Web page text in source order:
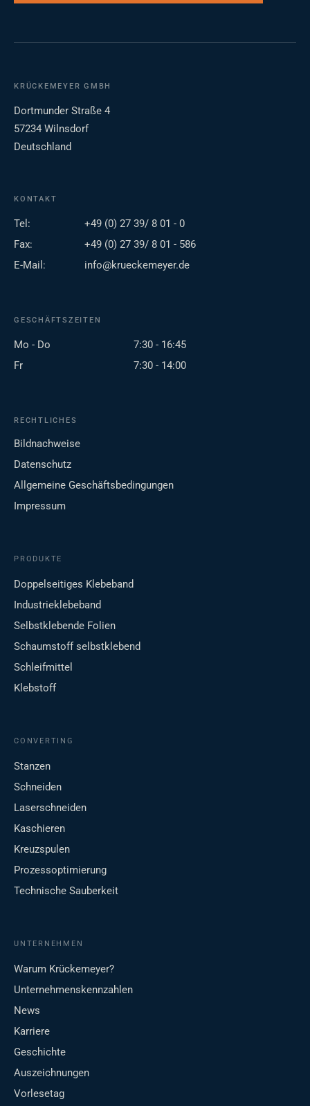
KRÜCKEMEYER GMBH
Dortmunder Straße 4
57234 Wilnsdorf
Deutschland
KONTAKT
Tel:
+49 (0) 27 39/ 8 01 - 0
Fax:
+49 (0) 27 39/ 8 01 - 586
E-Mail:
info@krueckemeyer.de
GESCHÄFTSZEITEN
Mo - Do
7:30 - 16:45
Fr
7:30 - 14:00
RECHTLICHES
Bildnachweise
Datenschutz
Allgemeine Geschäftsbedingungen
Impressum
PRODUKTE
Doppelseitiges Klebeband
Industrieklebeband
Selbstklebende Folien
Schaumstoff selbstklebend
Schleifmittel
Klebstoff
CONVERTING
Stanzen
Schneiden
Laserschneiden
Kaschieren
Kreuzspulen
Prozessoptimierung
Technische Sauberkeit
UNTERNEHMEN
Warum Krückemeyer?
Unternehmenskennzahlen
News
Karriere
Geschichte
Auszeichnungen
Vorlesetag